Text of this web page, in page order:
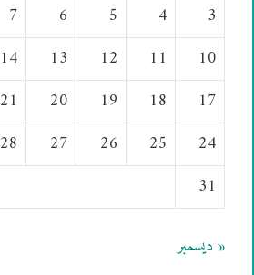
3
4
5
6
7
10
11
12
13
14
17
18
19
20
21
24
25
26
27
28
31
« ديسمبر